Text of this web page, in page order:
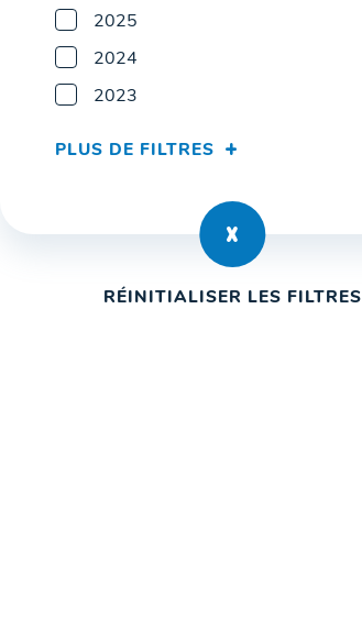
2025
2024
2023
PLUS DE FILTRES
RÉINITIALISER LES FILTRES